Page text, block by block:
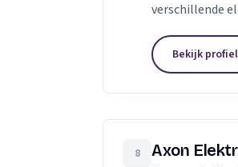
verschillende
Bekijk profiel
8 Axon